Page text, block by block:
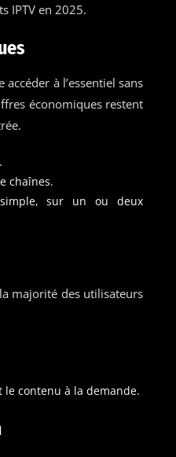
IPTV en 2025.
à l’essentiel sans
économiques restent
chaînes.
sur un ou deux
majorité des utilisateurs
contenu à la demande.